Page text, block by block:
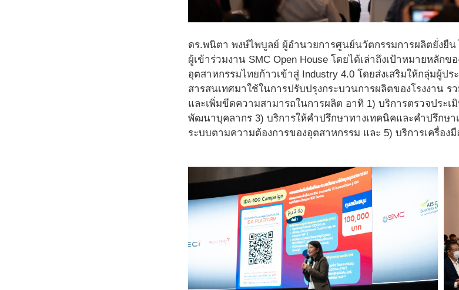
ดร.พนิตา พงษ์ไพบูลย์ ผู้อำนวยการศูนย์นวัตกรรมการผลิตยั่งยื
ผู้เข้าร่วมงาน SMC Open House โดยได้เล่าถึงเป้าหมายหลั
อุตสาหกรรมไทยก้าวเข้าสู่ Industry 4.0 โดยส่งเสริมให้กลุ่มผู้ป
สารสนเทศมาใช้ในการปรับปรุงกระบวนการผลิตของโรงงาน
และเพิ่มขีดความสามารถในการผลิต อาทิ 1) บริการตรวจประ
พัฒนาบุคลากร 3) บริการให้คำปรึกษาทางเทคนิคและคำปรึกษ
ระบบตามความต้องการของอุตสาหกรรม และ 5) บริการเครื่อง